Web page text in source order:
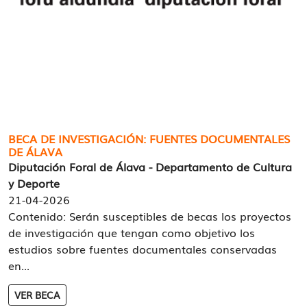
BECA DE INVESTIGACIÓN: FUENTES DOCUMENTALES
DE ÁLAVA
Diputación Foral de Álava - Departamento de Cultura
y Deporte
21-04-2026
Contenido: Serán susceptibles de becas los proyectos
de investigación que tengan como objetivo los
estudios sobre fuentes documentales conservadas
en...
VER BECA